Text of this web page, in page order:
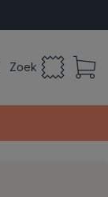
Zoek